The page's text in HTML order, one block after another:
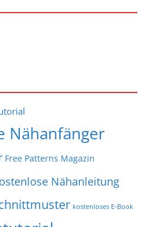
Nähanfänger
Free Patterns Magazin
Nähanleitung
kostenloses E-Book